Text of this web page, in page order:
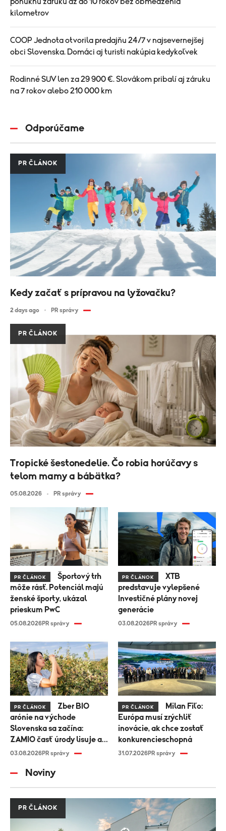
kilometrov
COOP Jednota otvorila predajňu 24/7 v najsevernejšej
obci Slovenska. Domáci aj turisti nakúpia kedykoľvek
Rodinné SUV len za 29 900 €. Slovákom pribalí aj záruku
na 7 rokov alebo 210 000 km
Odporúčame
PR ČLÁNOK
Kedy začať s prípravou na lyžovačku?
2 days ago PR správy
PR ČLÁNOK
Tropické šestonedelie. Čo robia horúčavy s
telom mamy a bábätka?
05.08.2026 PR správy
PR ČLÁNOK
môže rásť. Potenciál majú
ženské športy, ukázal
prieskum PwC
05.08.2026PR správy
PR ČLÁNOK
predstavuje vylepšené
Investičné plány novej
generácie
03.08.2026PR správy
PR ČLÁNOK
arónie na východe
Slovenska sa začína:
ZAMIO časť úrody lisuje a
časť zamrazuje na
03.08.2026PR správy
PR ČLÁNOK
Európa musí zrýchliť
inovácie, ak chce zostať
konkurencieschopná
31.07.2026PR správy
Noviny
PR ČLÁNOK